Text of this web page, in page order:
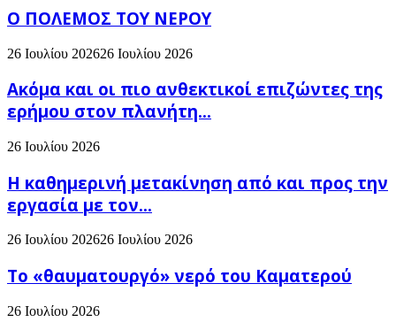
Ο ΠΟΛΕΜΟΣ ΤΟΥ ΝΕΡΟΥ
26 Ιουλίου 202626 Ιουλίου 2026
Ακόμα και οι πιο ανθεκτικοί επιζώντες της
ερήμου στον πλανήτη...
26 Ιουλίου 2026
H καθημερινή μετακίνηση από και προς την
εργασία με τον...
26 Ιουλίου 202626 Ιουλίου 2026
Το «θαυματουργό» νερό του Καματερού
26 Ιουλίου 2026